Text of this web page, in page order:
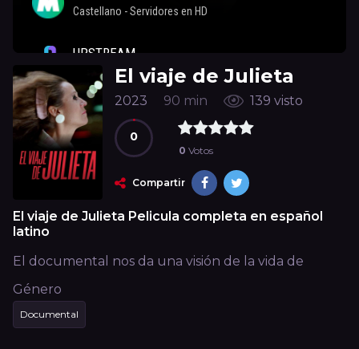
El viaje de Julieta
2023 90 min 139 visto
0
0 Votos
Compartir
El viaje de Julieta Pelicula completa en español
latino
El documental nos da una visión de la vida de
Julieta Serrano, de la persona y de la artista y su
compromiso como actriz que para ella es sinónimo
de rigor, versatilidad y oficio, pero sobre todo de
Género
Documental